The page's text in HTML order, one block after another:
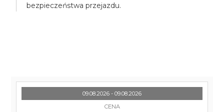
bezpieczeństwa przejazdu.
09.08.2026 - 09.08.2026
CENA